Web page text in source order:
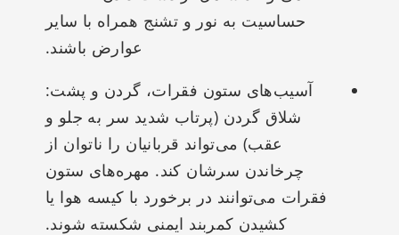
حساسیت به نور و تشنج همراه با سایر
عوارض باشند.
آسیب‌های ستون فقرات، گردن و پشت:
شلاق گردن (پرتاب شدید سر به جلو و
عقب) می‌تواند قربانیان را ناتوان از
چرخاندن سرشان کند. مهره‌های ستون
فقرات می‌توانند در برخورد با کیسه هوا یا
کشیدن کمربند ایمنی شکسته شوند.